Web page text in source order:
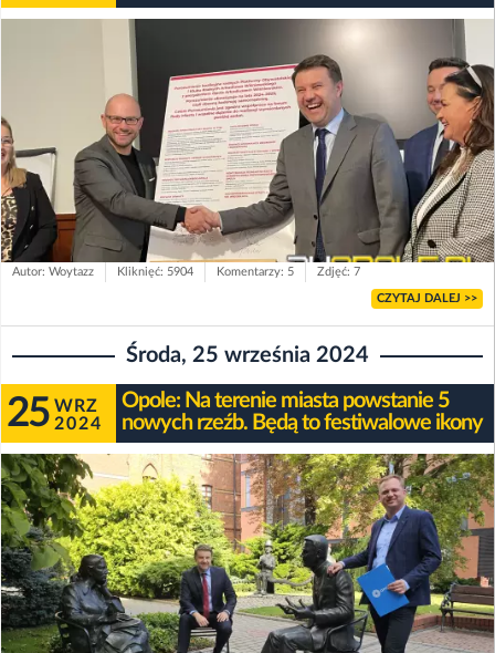
Autor: Woytazz Kliknięć: 5904 Komentarzy: 5 Zdjęć: 7
CZYTAJ DALEJ >>
Środa, 25 września 2024
25 WRZ
2024
Opole: Na terenie miasta powstanie 5
nowych rzeźb. Będą to festiwalowe ikony